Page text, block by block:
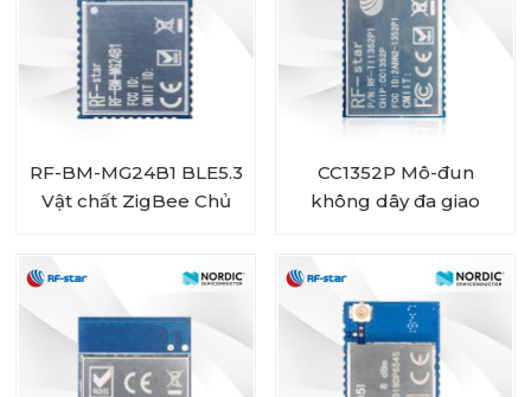
RF-BM-MG24B1 BLE5.3
Vật chất ZigBee Chủ
CC1352P Mô-đun
không dây đa giao
RF-TI1352P1